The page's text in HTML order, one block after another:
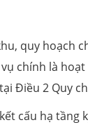
quy hoạch
chính là
Điều 2 Quy
cấu hạ